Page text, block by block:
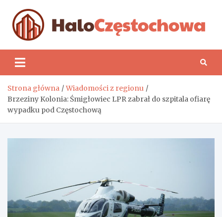
content
Strona główna
Wiadomości z regionu
Brzeziny Kolonia: Śmigłowiec LPR zabrał do szpitala ofiarę
wypadku pod Częstochową